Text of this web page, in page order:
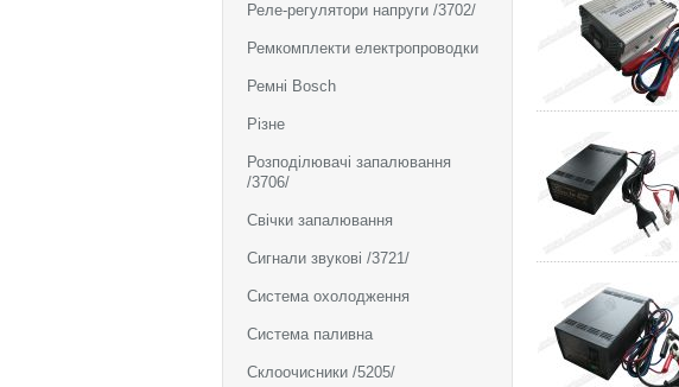
Реле-регулятори напруги /3702/
Ремкомплекти електропроводки
Ремні Bosch
Різне
Розподілювачі запалювання
/3706/
Свічки запалювання
Сигнали звукові /3721/
Система охолодження
Система паливна
Склоочисники /5205/